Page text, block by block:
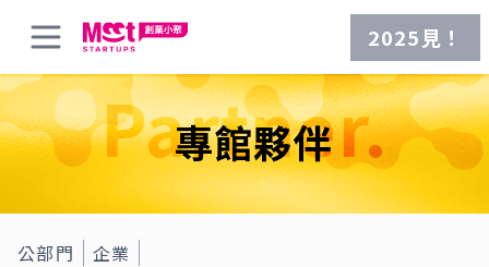
2025見！
Partner.
專館夥伴
公部門 企業